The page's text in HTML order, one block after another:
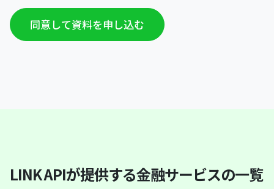
LINK APIが提供する金融サービスの一覧